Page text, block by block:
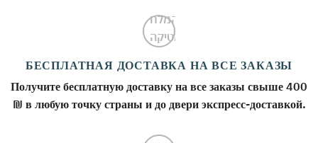
БЕСПЛАТНАЯ ДОСТАВКА НА ВСЕ ЗАКАЗЫ
Получите бесплатную доставку на все заказы свыше 400
₪ в любую точку страны и до двери экспресс-доставкой.